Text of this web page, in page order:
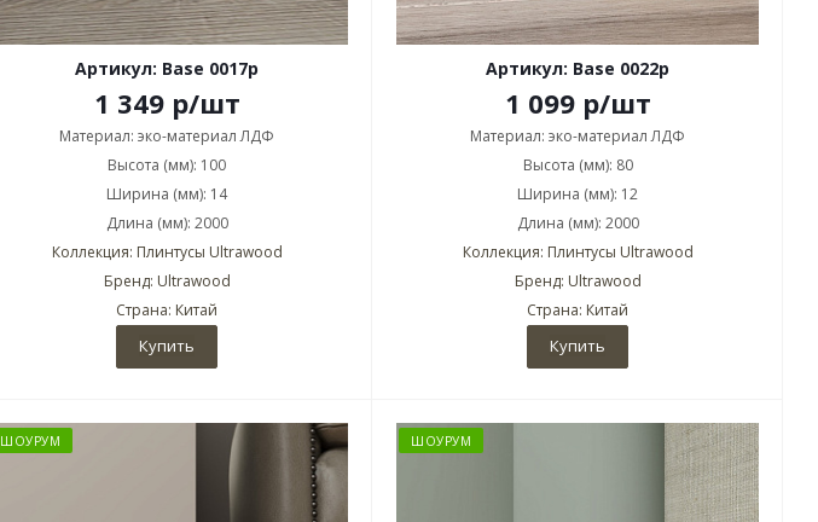
Артикул: Base 0017p
1 349р/шт
Материал: эко-материал ЛДФ
Высота (мм): 100
Ширина (мм): 14
Длина (мм): 2000
Коллекция: Плинтусы Ultrawood
Бренд: Ultrawood
Страна: Китай
Купить
Артикул: Base 0022p
1 099р/шт
Материал: эко-материал ЛДФ
Высота (мм): 80
Ширина (мм): 12
Длина (мм): 2000
Коллекция: Плинтусы Ultrawood
Бренд: Ultrawood
Страна: Китай
Купить
ШОУРУМ ШОУРУМ